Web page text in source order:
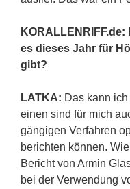
es dieses Jahr für
gibt?
LATKA: Das kann
einen sind für mich
gängigen Verfahren
berichten können.
Bericht von Armin
bei der Verwendung